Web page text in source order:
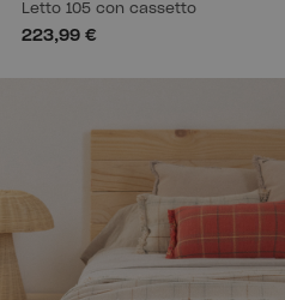
Letto 105 con cassetto
223,99 €